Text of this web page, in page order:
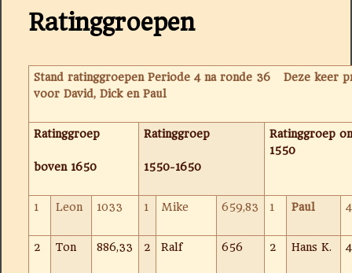
Ratinggroepen
Stand ratinggroepen Periode 4 na ronde 36 Deze keer
voor David, Dick en Paul
Ratinggroep
boven 1650
Ratinggroep
1550-1650
Ratinggroep
1550
1 Leon 1033 1 Mike 659,83 1 Paul
2 Ton 886,33 2 Ralf 656 2 Hans K.